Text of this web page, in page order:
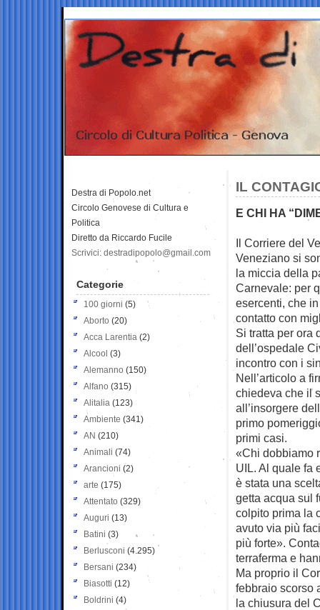
IL
E CHI HA
Il Corriere del
Veneziano si
la miccia della
Carnevale: per
esercenti, che
contatto con
Si tratta per ora
dell’ospedale
incontro con i
Nell’articolo a
chiedeva che il
all’insorgere
primo
primi casi.
«Chi dobbiamo
UIL. Al quale fa
è stata una
getta acqua sul
colpito prima la
avuto via più
più forte».
terraferma e
Ma proprio il
febbraio scorso
la chiusura del
Destra di Popolo.net
Circolo Genovese di Cultura e
Politica
Diretto da Riccardo Fucile
Scrivici: destradipopolo@gmail.com
Categorie
100 giorni (5)
Aborto (20)
Acca Larentia (2)
Alcool (3)
Alemanno (150)
Alfano (315)
Alitalia (123)
Ambiente (341)
AN (210)
Animali (74)
Arancioni (2)
arte (175)
Attentato (329)
Auguri (13)
Batini (3)
Berlusconi (4.295)
Bersani (234)
Biasotti (12)
Boldrini (4)